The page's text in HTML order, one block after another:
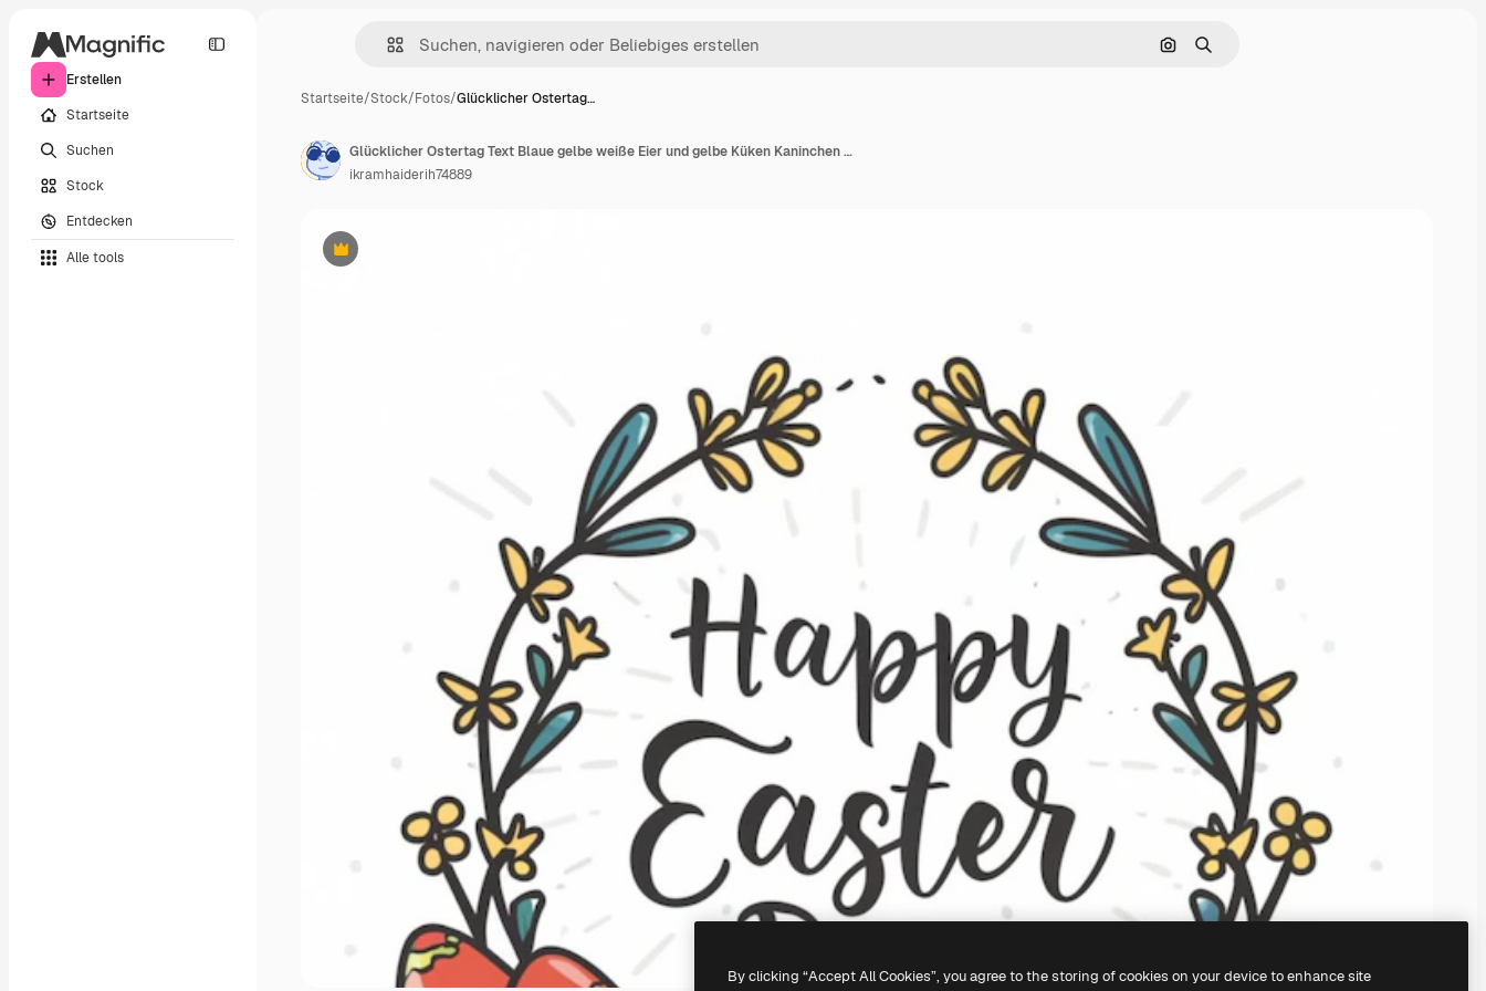
Erstellen
Startseite
Suchen
Stock
Entdecken
Alle tools
Nach Bild suchen
Suchen
Startseite/Stock/Fotos/Glücklicher Ostertag…
Premium
Glücklicher Ostertag Text Blaue gelbe weiße Eier und gelbe Küken Kaninchen auf einem blauen hölzernen Hintergrund
ikramhaiderih74889
By clicking “Accept All Cookies”, you agree to the storing of cookies on your device to enhance site